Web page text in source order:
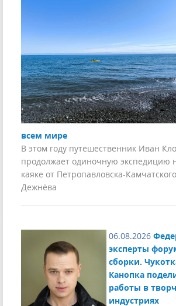
всем мире
В этом году путешественник Иван
продолжает одиночную экспедицию
каяке от Петропавловска-
Дежнёва
06.08.2026
эксперты
сборки.
Канопка
работы в
индустриях